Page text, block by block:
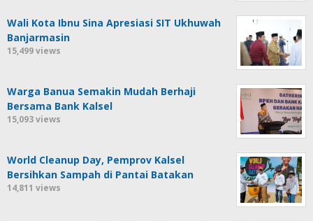
Wali Kota Ibnu Sina Apresiasi SIT Ukhuwah
Banjarmasin
15,499 views
Warga Banua Semakin Mudah Berhaji
Bersama Bank Kalsel
15,093 views
World Cleanup Day, Pemprov Kalsel
Bersihkan Sampah di Pantai Batakan
14,811 views